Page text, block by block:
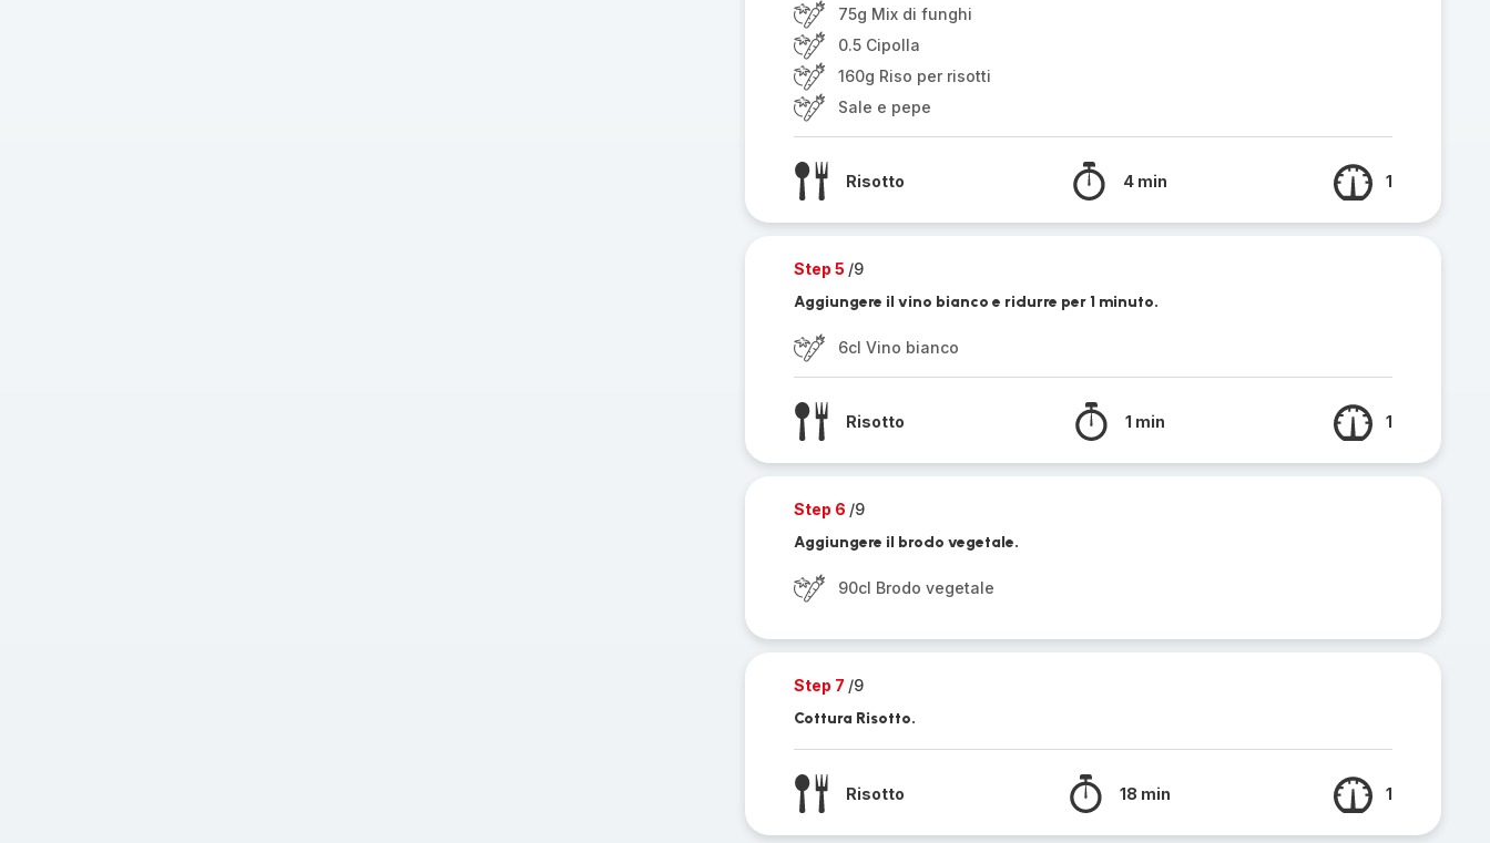
75g Mix di funghi
0.5 Cipolla
160g Riso per risotti
Sale e pepe
Risotto 4 min 1
Step 5 /9
Aggiungere il vino bianco e ridurre per 1 minuto.
6cl Vino bianco
Risotto 1 min 1
Step 6 /9
Aggiungere il brodo vegetale.
90cl Brodo vegetale
Step 7 /9
Cottura Risotto.
Risotto 18 min 1